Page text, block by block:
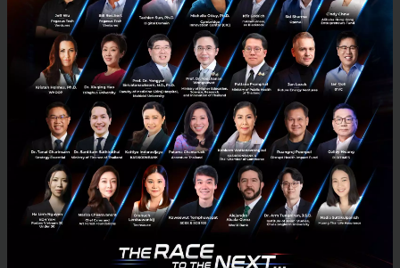
ลมเปลี่ยนทิศ! COVID-19 จุดเปลี่ยนสำคัญของทรัพยากรบุคคล
TalentMind บริษัทด้านเทคโนโลยีทรัพยากรบุคคล หน่วยธุรกิจในเครือ
AnyMind Group กล่าวถึงทิศทางสถานการณ์ภาพรวมของทรัพยากรบุคคล
ในประเทศไทย และการเตรียมตัวรับมือกับสิ่งที่กำลังจะเกิดขึ้น...
เมษายน 7, 2020| ByNatcha Wattana